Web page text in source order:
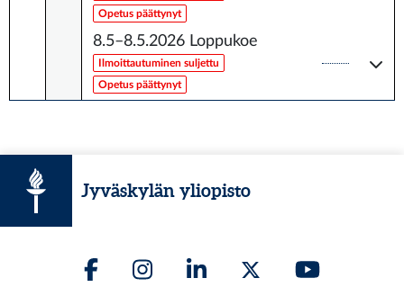
Opetus päättynyt
8.5–8.5.2026 Loppukoe
Ilmoittautuminen suljettu
Opetus päättynyt
Jyväskylän yliopisto